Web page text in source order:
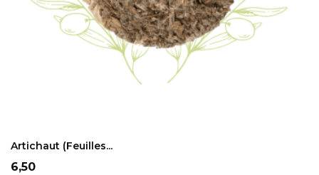
Artichaut (feuilles...
Prix
6,50